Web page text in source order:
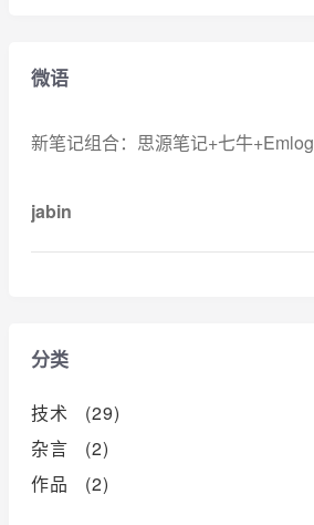
微语
新笔记组合：思源笔记+七牛+Emlog
jabin
分类
技术 (29)
杂言 (2)
作品 (2)